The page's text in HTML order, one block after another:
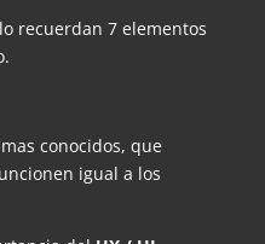
recuerdan 7 elementos
conocidos, que
igual a los